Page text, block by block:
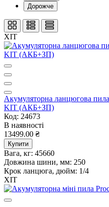
Дорожче
ХІТ
Акумуляторна ланцюгова
KIT (АКБ+ЗП)
Код: 24673
В наявності
13499.00 ₴
Купити
Вага, кг: 45660
Довжина шини, мм: 250
Крок ланцюга, дюйм: 1/4
ХІТ